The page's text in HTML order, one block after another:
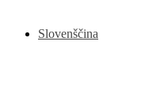
Slovenščina